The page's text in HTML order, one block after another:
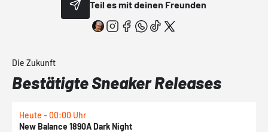
Teil es mit deinen Freunden
Die Zukunft
Bestätigte Sneaker Releases
Heute - 00:00 Uhr
New Balance 1890A Dark Night